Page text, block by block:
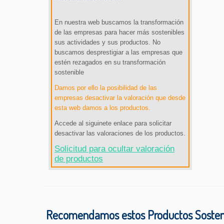
En nuestra web buscamos la transformación
de las empresas para hacer más sostenibles
sus actividades y sus productos. No
buscamos desprestigiar a las empresas que
estén rezagados en su transformación
sostenible
Damos por ello la posibilidad de las
empresas desactivar la valoración que desde
esta web damos a los productos.
Accede al siguinete enlace para solicitar
desactivar las valoraciones de los productos.
Solicitud para ocultar valoración
de productos
Recomendamos estos Productos